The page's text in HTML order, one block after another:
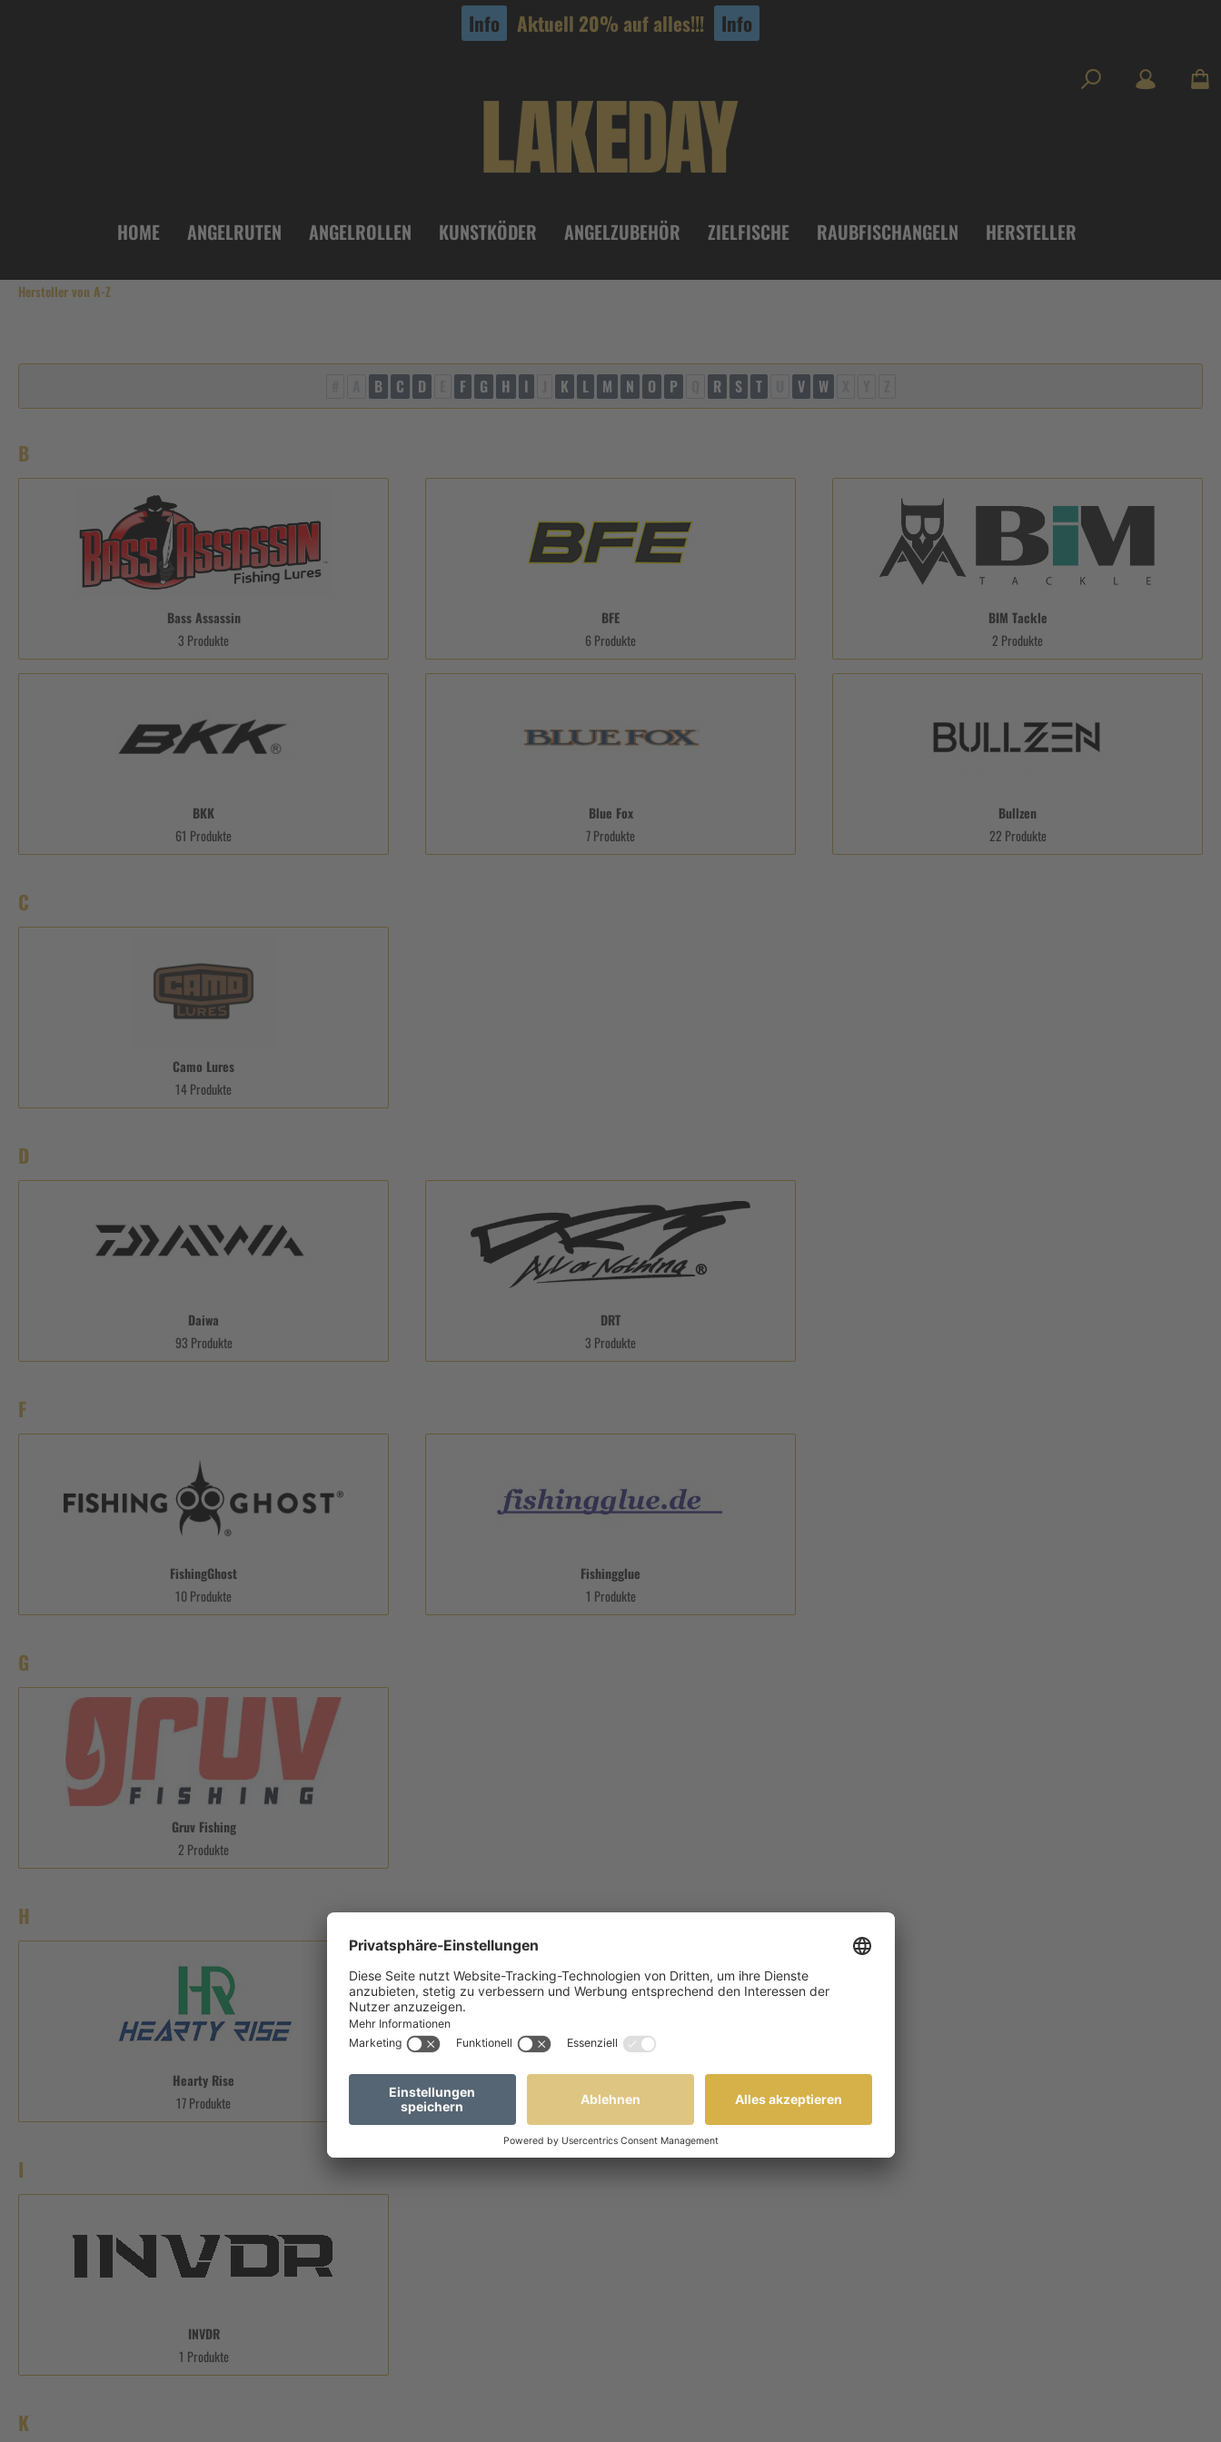
Info Aktuell 20% auf alles!!! Info
HOME ANGELRUTEN ANGELROLLEN KUNSTKÖDER ANGELZUBEHÖR ZIELFISCHE RAUBFISCHANGELN HERSTELLER
Hersteller von A-Z
B C D F G H I K L M N O P R S T V W
B
Bass Assassin
3 Produkte
BFE
6 Produkte
BIM Tackle
2 Produkte
BKK
61 Produkte
Blue Fox
7 Produkte
Bullzen
22 Produkte
C
Camo Lures
14 Produkte
D
Daiwa
93 Produkte
DRT
3 Produkte
F
FishingGhost
10 Produkte
Fishingglue
1 Produkte
G
Gruv Fishing
2 Produkte
H
Hearty Rise
17 Produkte
I
INVDR
1 Produkte
K